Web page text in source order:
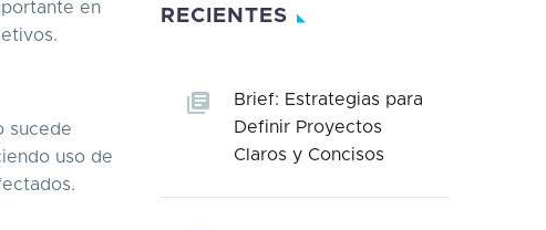
en
sucede
uso de
RECIENTES
Brief: Estrategias para
Definir Proyectos
Claros y Concisos